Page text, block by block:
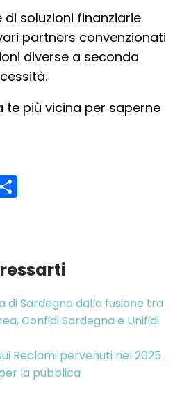
soluzioni finanziarie
partners convenzionati
diverse a seconda
te più vicina per saperne
di Sardegna dalla fusione tra
Confidi Sardegna e Unifidi
Reclami pervenuti nel 2025
la pubblica